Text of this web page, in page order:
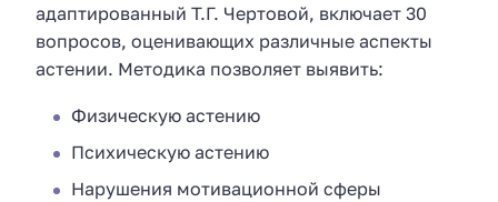
адаптированный Т.Г. Чертовой, включает 30
вопросов, оценивающих различные аспекты
астении. Методика позволяет выявить:
Физическую астению
Психическую астению
Нарушения мотивационной сферы